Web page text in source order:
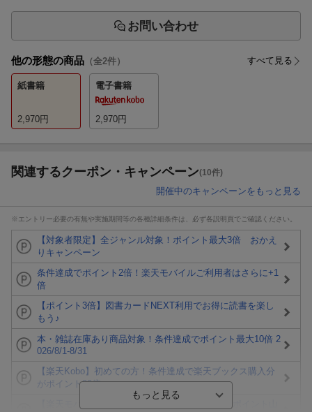
お問い合わせ
他の形態の商品 （全2件） すべて見る
紙書籍
2,970円
電子書籍
2,970円
関連するクーポン・キャンペーン(10件)
開催中のキャンペーンをもっと見る
※エントリー必要の有無や実施期間等の各種詳細条件は、必ず各説明頁でご確認ください。
【対象者限定】全ジャンル対象！ポイント最大3倍 おかえ
りキャンペーン
条件達成でポイント2倍！楽天モバイルご利用者はさらに+1
倍
【ポイント3倍】図書カードNEXT利用でお得に読書を楽し
もう♪
本・雑誌在庫あり商品対象！条件達成でポイント最大10倍 2
026/8/1-8/31
【楽天Kobo】初めての方！条件達成で楽天ブックス購入分
がポイント20倍